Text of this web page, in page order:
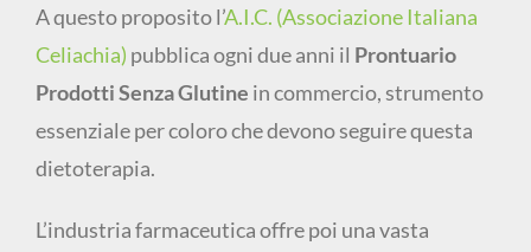
A questo proposito l’A.I.C. (Associazione Italiana
Celiachia) pubblica ogni due anni il Prontuario
Prodotti Senza Glutine in commercio, strumento
essenziale per coloro che devono seguire questa
dietoterapia.
L’industria farmaceutica offre poi una vasta